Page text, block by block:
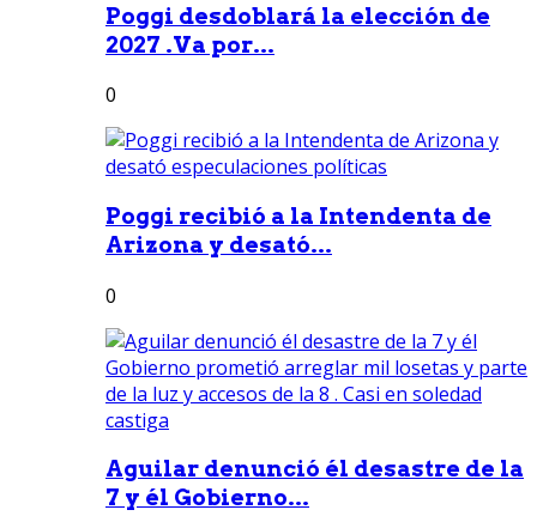
Poggi desdoblará la elección de
2027 .Va por...
0
Poggi recibió a la Intendenta de
Arizona y desató...
0
Aguilar denunció él desastre de la
7 y él Gobierno...